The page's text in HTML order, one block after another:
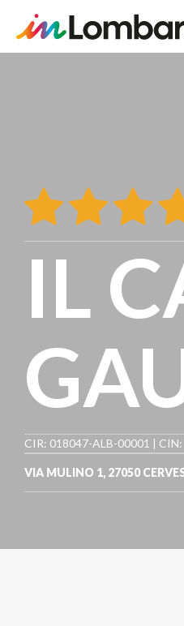
IL
CIR: 018047-ALB-00001 |
VIA MULINO 1, 27050